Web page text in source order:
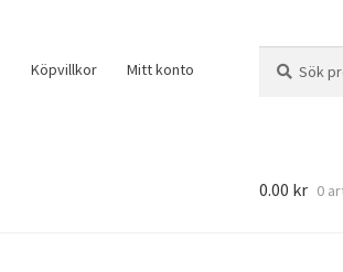
Köpvillkor Mitt konto
efter:
0.00 kr 0